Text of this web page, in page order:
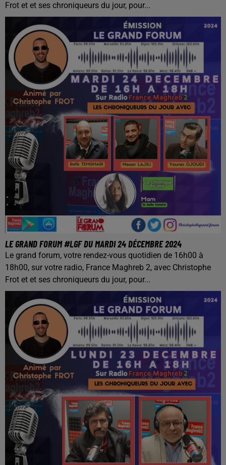
Frot et et ses chroniqueurs du jour, pour...
LE GRAND FORUM #LGF DU MARDI 24 DÉCEMBRE 2024
Le grand forum, votre rendez-vous quotidien de 16h00 à
18h00, sur votre radio, France Maghreb 2, avec Christophe
Frot et et ses chroniqueurs du jour, pour...